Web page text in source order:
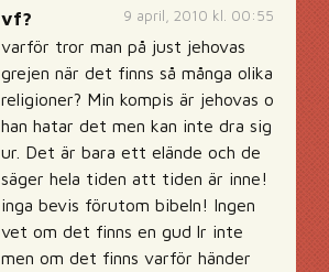
9 april, 2010 kl. 00:55
vf?
varför tror man på just jehovas
grejen när det finns så många olika
religioner? Min kompis är jehovas o
han hatar det men kan inte dra sig
ur. Det är bara ett elände och de
säger hela tiden att tiden är inne!
inga bevis förutom bibeln! Ingen
vet om det finns en gud lr inte
men om det finns varför händer